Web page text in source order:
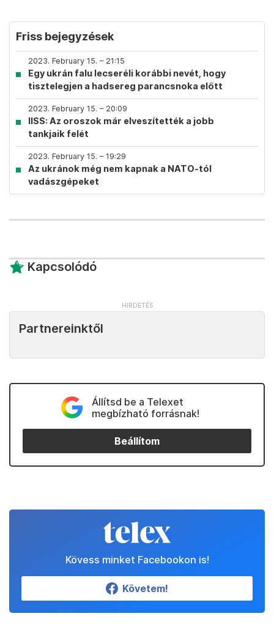
Friss bejegyzések
2023. February 15. – 21:15
Egy ukrán falu lecseréli korábbi nevét, hogy
tisztelegjen a hadsereg parancsnoka előtt
2023. February 15. – 20:09
IISS: Az oroszok már elveszítették a jobb
tankjaik felét
2023. February 15. – 19:29
Az ukránok még nem kapnak a NATO-tól
vadászgépeket
Kapcsolódó
Partnereinktől
Állítsd be a Telexet
megbízható forrásnak!
Beállítom
Kövess minket Facebookon is!
Követem!